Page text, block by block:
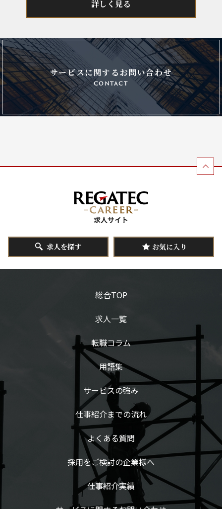
詳しく見る
サービスに関するお問い合わせ
contact
求人を探す お気に入り
総合TOP
求人一覧
転職コラム
用語集
サービスの強み
仕事紹介までの流れ
よくある質問
採用をご検討の企業様へ
仕事紹介実績